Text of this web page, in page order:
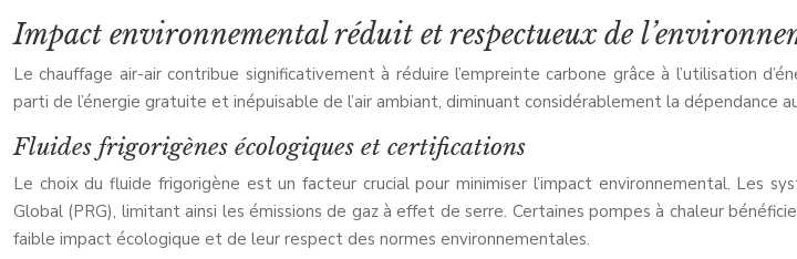
Impact environnemental réduit et respectueux de
Le chauffage air-air contribue significativement à réduire l’empreinte carbone grâce à l’utilisation
parti de l’énergie gratuite et inépuisable de l’air ambiant, diminuant considérablement la dépendance
Fluides frigorigènes écologiques et certifications
Le choix du fluide frigorigène est un facteur crucial pour minimiser l’impact environnemental. Les
Global (PRG), limitant ainsi les émissions de gaz à effet de serre. Certaines pompes à chaleur
faible impact écologique et de leur respect des normes environnementales.